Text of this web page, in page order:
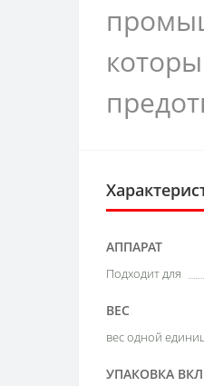
АППАРАТ
Подходит для
ВЕС
вес одной
УПАКОВКА